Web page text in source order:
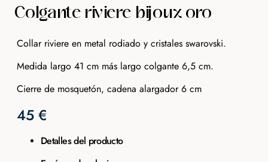
Colgante riviere bijoux oro
Collar riviere en metal rodiado y cristales swarovski.
Medida largo 41 cm más largo colgante 6,5 cm.
Cierre de mosquetón, cadena alargador 6 cm
45 €
Detalles del producto